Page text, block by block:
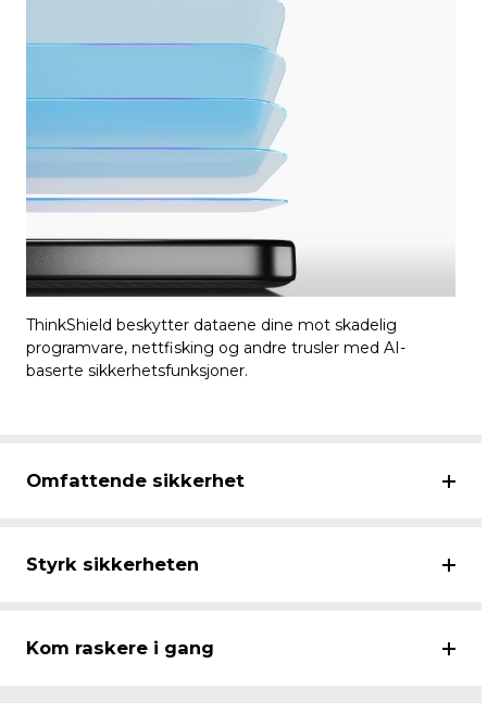
ThinkShield beskytter dataene dine mot skadelig
programvare, nettfisking og andre trusler med AI-
baserte sikkerhetsfunksjoner.
Omfattende sikkerhet
Styrk sikkerheten
Kom raskere i gang